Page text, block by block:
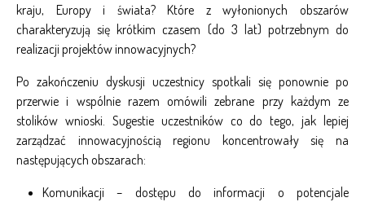
kraju, Europy i świata? Które z wyłonionych obszarów
charakteryzują się krótkim czasem (do 3 lat) potrzebnym do
realizacji projektów innowacyjnych?
Po zakończeniu dyskusji uczestnicy spotkali się ponownie po
przerwie i wspólnie razem omówili zebrane przy każdym ze
stolików wnioski. Sugestie uczestników co do tego, jak lepiej
zarządzać innowacyjnością regionu koncentrowały się na
następujących obszarach:
Komunikacji – dostępu do informacji o potencjale